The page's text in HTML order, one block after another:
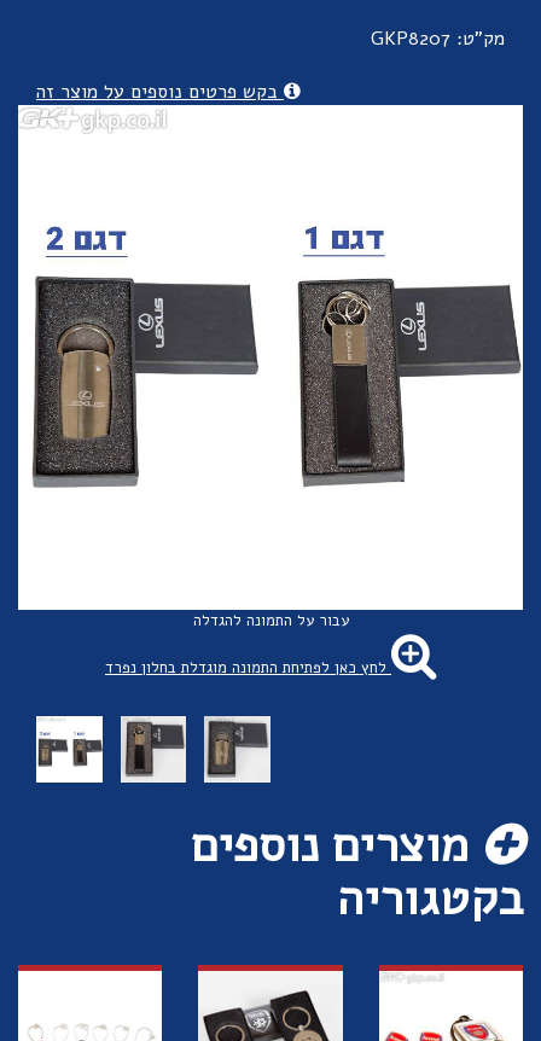
מק"ט: GKP8207
בקש פרטים נוספים על מוצר זה
עבור על התמונה להגדלה
לחץ כאן לפתיחת התמונה מוגדלת בחלון נפרד
מוצרים נוספים
בקטגוריה